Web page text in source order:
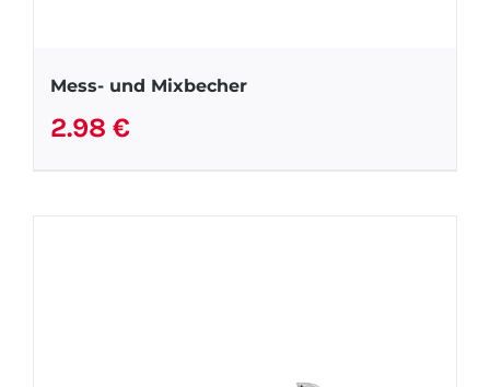
Mess- und Mixbecher
2.98 €